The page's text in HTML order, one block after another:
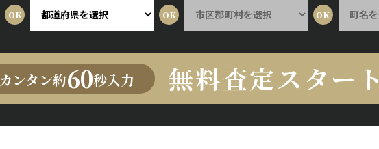
カンタン約60秒入力 無料査定スタート